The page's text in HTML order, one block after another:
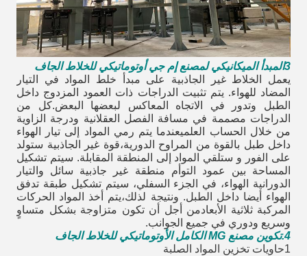
3المبدأ الميكانيكي لمصنع إم جي أوتوماتيكي للخلاط الجاف
يعمل الخلاط غير الجاذبية على مبدأ خلط المواد في التيار
المضاد للهواء. يتم تثبيت الدراجات ذات العمود المزدوج داخل
الطبل وتدور في الاتجاه المعاكس لبعضها البعض.كل من
الدراجات مصممة في مسافة الفصل العقلانية ودرجة الزاوية
من خلال الحساب العلميعندما يتم رمي المواد إلى تيار الهواء
داخل طبل بالقوة من المراوح الدورية،قوة غير الجاذبية ستولد
على الفور و ستلقي المواد إلى المنطقة المقابلة. سيتم تشكيل
المساحة بين عمود التوأم منطقة غير جاذبية سائل والتيار
الدورانية الهواء، في الجزء السفلي، سيتم تشكيل طبقة تدفق
الهواء أيضا داخل الطبل. ونتيجة لذلك،يتم أخذ المواد الحركات
المركبة ثلاثية الأبعادمن أجل أن تكون متزاوجة بشكل متساوٍ
وسريع ودوري في جميع الجوانب.
4. تكوين مصنع MG الكامل الأوتوماتيكي للخلاط الجاف
1حاويات تخزين المواد الصلبة